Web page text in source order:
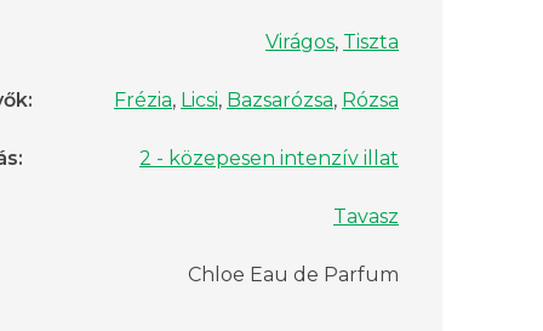
Virágos, Tiszta
: Frézia, Licsi, Bazsarózsa, Rózsa
: 2 - közepesen intenzív illat
Tavasz
Chloe Eau de Parfum